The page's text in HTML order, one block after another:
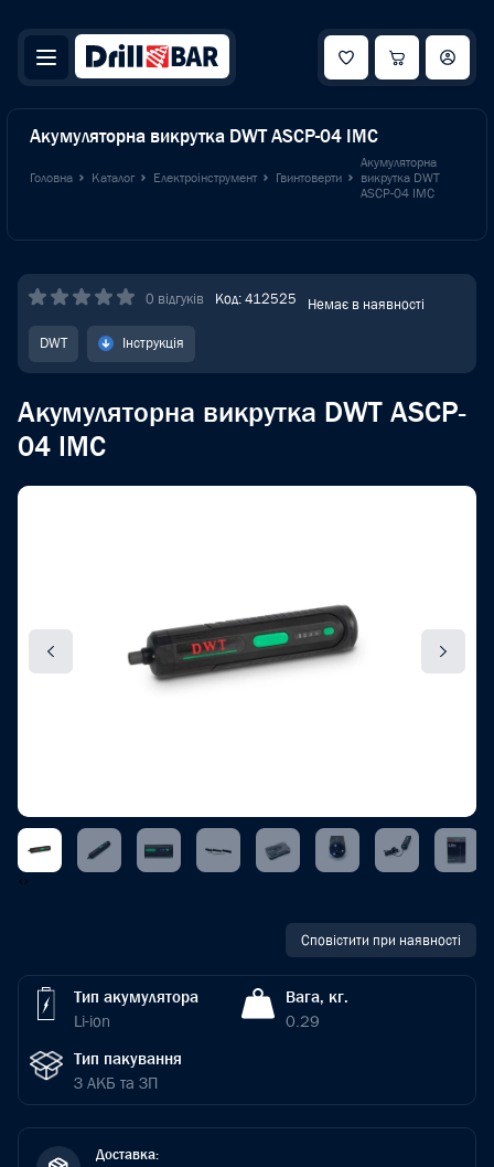
Акумуляторна викрутка DWT ASCP-04 IMC
Головна Каталог Електроінструмент Гвинтоверти
Акумуляторна
викрутка DWT
ASCP-04 IMC
0 відгуків Код: 412525 Немає в наявності
DWT Інструкція
Акумуляторна викрутка DWT ASCP-
04 IMC
‹›
Сповістити при наявності
Тип акумулятора
Li-ion
Вага, кг.
0.29
Тип пакування
З АКБ та ЗП
Доставка: